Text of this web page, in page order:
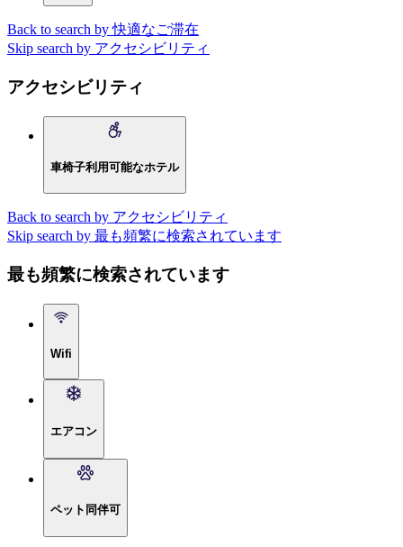
Back to search by 快適なご滞在
Skip search by アクセシビリティ
アクセシビリティ
車椅子利用可能なホテル
Back to search by アクセシビリティ
Skip search by 最も頻繁に検索されています
最も頻繁に検索されています
Wifi
エアコン
ペット同伴可